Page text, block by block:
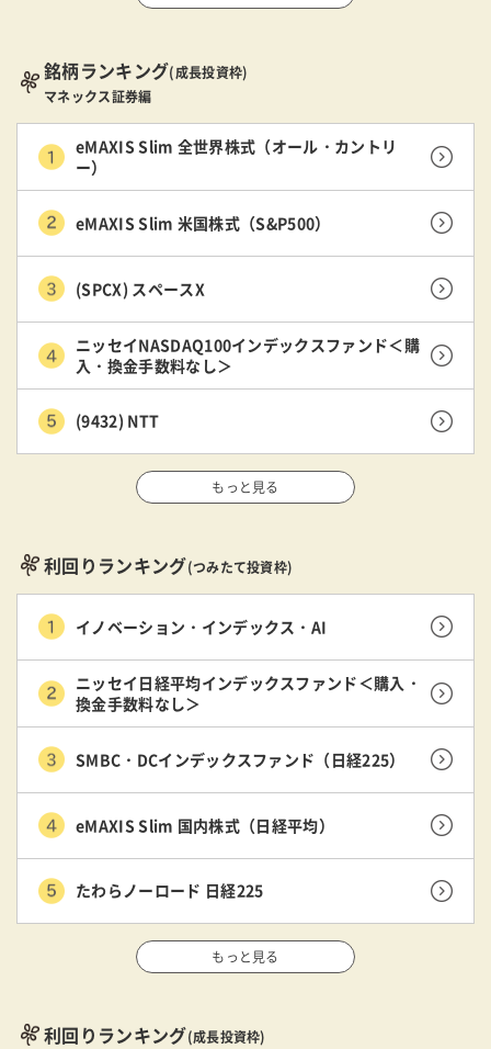
銘柄ランキング(成長投資枠)
マネックス証券編
eMAXIS Slim 全世界株式（オール・カントリ
ー）
eMAXIS Slim 米国株式（S&P500）
(SPCX) スペースX
ニッセイNASDAQ100インデックスファンド＜購
入・換金手数料なし＞
(9432) NTT
もっと見る
利回りランキング(つみたて投資枠)
イノベーション・インデックス・AI
ニッセイ日経平均インデックスファンド＜購入・
換金手数料なし＞
SMBC・DCインデックスファンド（日経225）
eMAXIS Slim 国内株式（日経平均）
たわらノーロード 日経225
もっと見る
利回りランキング(成長投資枠)